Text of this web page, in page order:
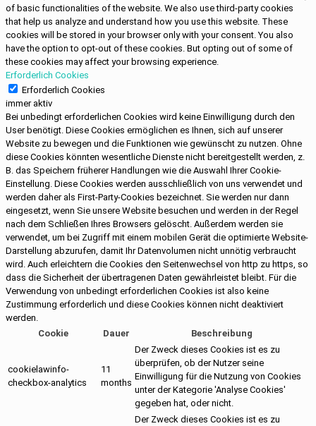
of basic functionalities of the website. We also use third-party cookies
that help us analyze and understand how you use this website. These
cookies will be stored in your browser only with your consent. You also
have the option to opt-out of these cookies. But opting out of some of
these cookies may affect your browsing experience.
Erforderlich Cookies
Erforderlich Cookies
immer aktiv
Bei unbedingt erforderlichen Cookies wird keine Einwilligung durch den
User benötigt. Diese Cookies ermöglichen es Ihnen, sich auf unserer
Website zu bewegen und die Funktionen wie gewünscht zu nutzen. Ohne
diese Cookies könnten wesentliche Dienste nicht bereitgestellt werden, z.
B. das Speichern früherer Handlungen wie die Auswahl Ihrer Cookie-
Einstellung. Diese Cookies werden ausschließlich von uns verwendet und
werden daher als First-Party-Cookies bezeichnet. Sie werden nur dann
eingesetzt, wenn Sie unsere Website besuchen und werden in der Regel
nach dem Schließen Ihres Browsers gelöscht. Außerdem werden sie
verwendet, um bei Zugriff mit einem mobilen Gerät die optimierte Website-
Darstellung abzurufen, damit Ihr Datenvolumen nicht unnötig verbraucht
wird. Auch erleichtern die Cookies den Seitenwechsel von http zu https, so
dass die Sicherheit der übertragenen Daten gewährleistet bleibt. Für die
Verwendung von unbedingt erforderlichen Cookies ist also keine
Zustimmung erforderlich und diese Cookies können nicht deaktiviert
werden.
Cookie
Dauer Beschreibung
cookielawinfo-
checkbox-analytics
11
months
Der Zweck dieses Cookies ist es zu
überprüfen, ob der Nutzer seine
Einwilligung für die Nutzung von Cookies
unter der Kategorie 'Analyse Cookies'
gegeben hat, oder nicht.
Der Zweck dieses Cookies ist es zu